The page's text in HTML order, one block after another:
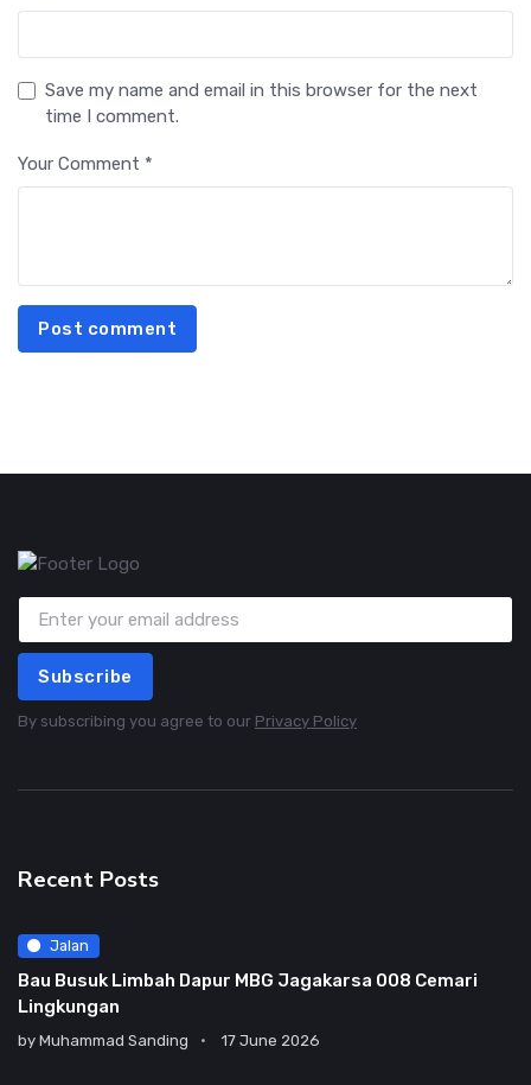
Save my name and email in this browser for the next
time I comment.
Your Comment *
Post comment
Subscribe
By subscribing you agree to our Privacy Policy
Recent Posts
Jalan
Bau Busuk Limbah Dapur MBG Jagakarsa 008 Cemari
Lingkungan
by Muhammad Sanding 17 June 2026